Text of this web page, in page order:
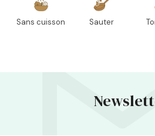
Sans cuisson Sauter